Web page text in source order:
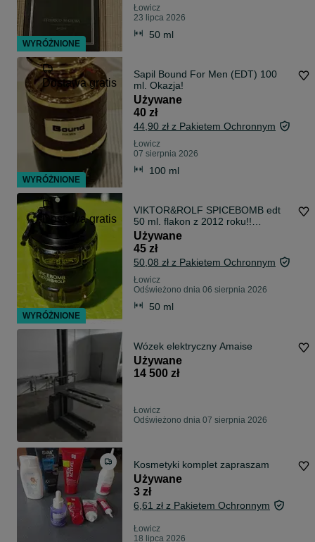
Łowicz
23 lipca 2026
50 ml
Dostawa gratis
Sapil Bound For Men (EDT) 100
ml. Okazja!
Używane
40 zł
44,90 zł z Pakietem Ochronnym
Łowicz
07 sierpnia 2026
100 ml
Dostawa gratis
VIKTOR&ROLF SPICEBOMB edt
50 ml. flakon z 2012 roku!!
OKAZJA!
Używane
45 zł
50,08 zł z Pakietem Ochronnym
Łowicz
Odświeżono dnia 06 sierpnia 2026
50 ml
Wózek elektryczny Amaise
Używane
14 500 zł
Łowicz
Odświeżono dnia 07 sierpnia 2026
Kosmetyki komplet zapraszam
Używane
3 zł
6,61 zł z Pakietem Ochronnym
Łowicz
18 lipca 2026
WYRÓŻNIONE
WYRÓŻNIONE
WYRÓŻNIONE